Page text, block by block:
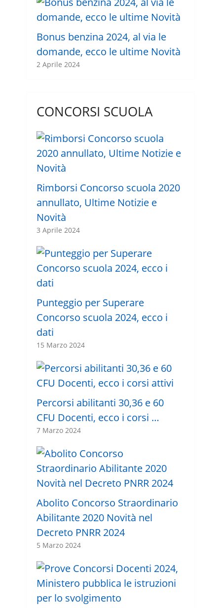
Bonus benzina 2024, al via le
domande, ecco le ultime Novità
2 Aprile 2024
CONCORSI SCUOLA
Rimborsi Concorso scuola 2020
annullato, Ultime Notizie e
Novità
3 Aprile 2024
Punteggio per Superare
Concorso scuola 2024, ecco i
dati
15 Marzo 2024
Percorsi abilitanti 30,36 e 60
CFU Docenti, ecco i corsi …
7 Marzo 2024
Abolito Concorso Straordinario
Abilitante 2020 Novità nel
Decreto PNRR 2024
5 Marzo 2024